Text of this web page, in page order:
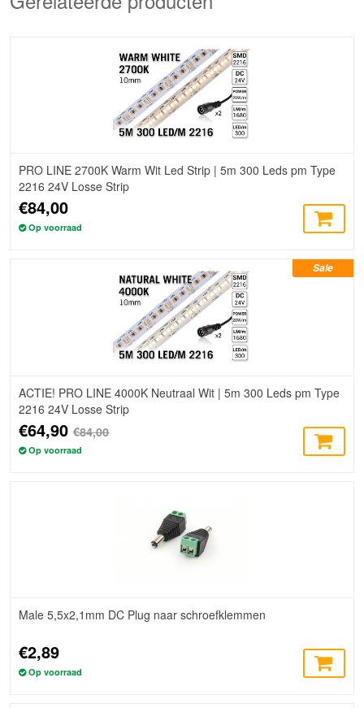
PRO LINE 2700K Warm Wit Led Strip | 5m 300 Leds pm Type
2216 24V Losse Strip
€84,00
Op voorraad
Sale
ACTIE! PRO LINE 4000K Neutraal Wit | 5m 300 Leds pm Type
2216 24V Losse Strip
€64,90€84,00
Op voorraad
Male 5,5x2,1mm DC Plug naar schroefklemmen
€2,89
Op voorraad